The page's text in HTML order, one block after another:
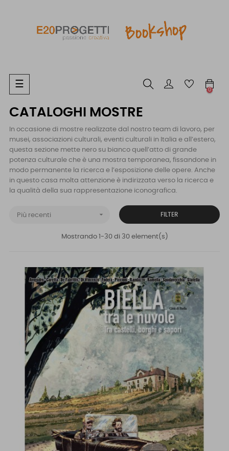
navigazione
Toggle
☰
0
CATALOGHI MOSTRE
In occasione di mostre realizzate dal nostro team di lavoro, per
musei, associazioni culturali, eventi culturali in Italia e all’estero,
questa sezione mette nero su bianco quell’atto di grande
potenza culturale che è una mostra temporanea, fissandone in
modo permanente la ricerca e l’esposizione delle opere. Anche
in questo casa molta attenzione è indirizzata verso la ricerca e
la qualità della sua rappresentazione iconografica.
Più recenti  FILTER
Mostrando 1-30 di 30 element(s)